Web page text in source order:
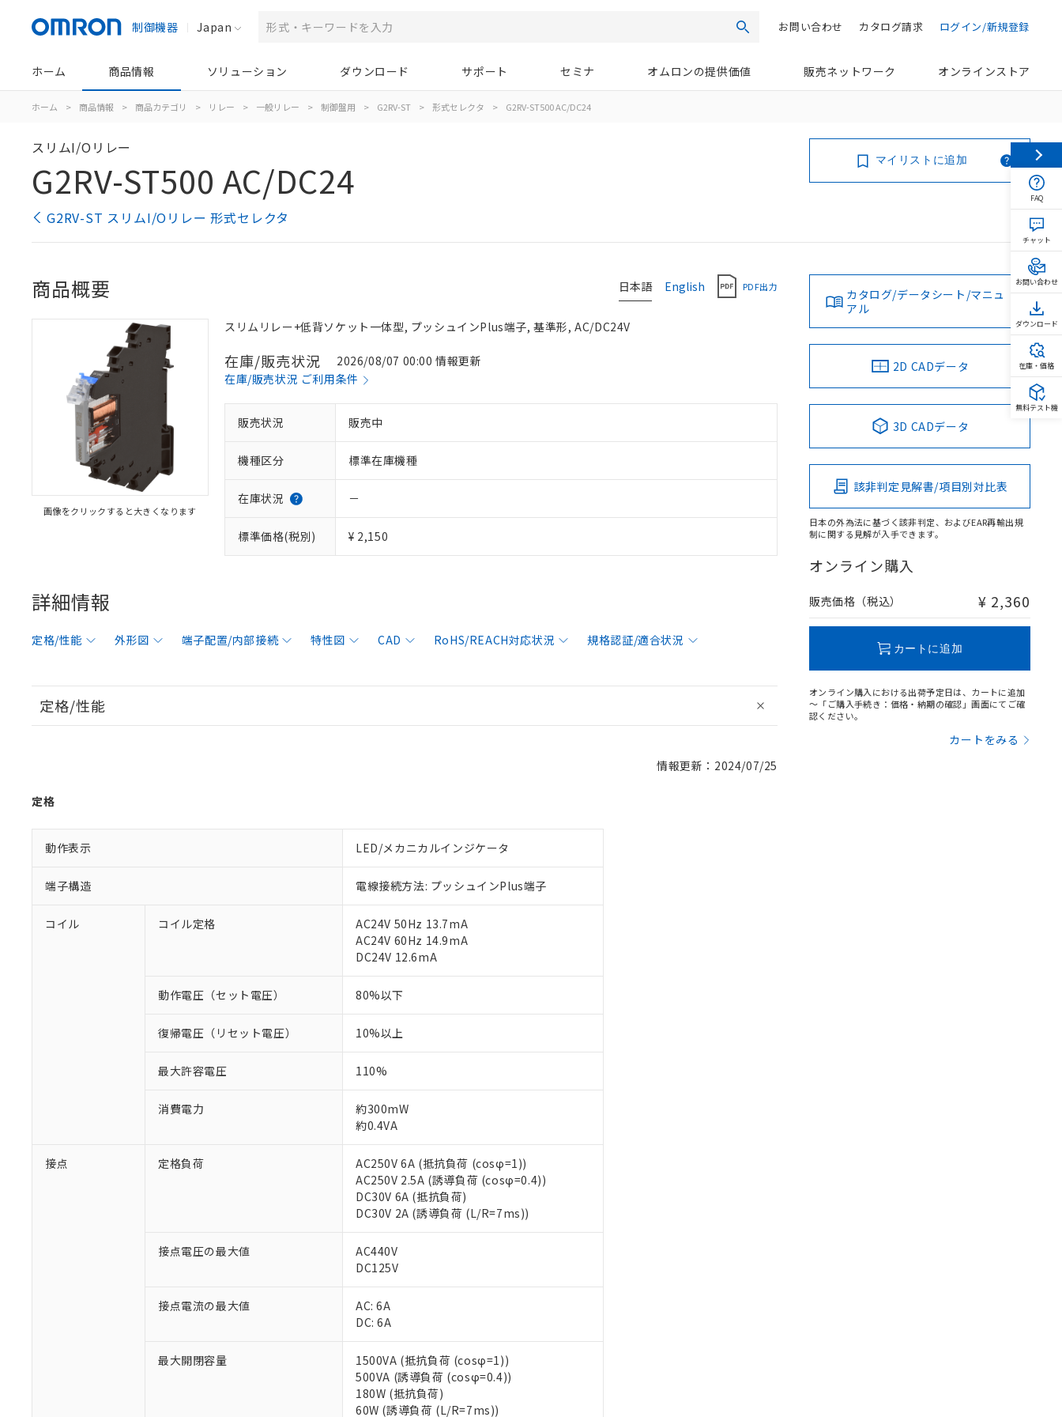
制御機器 Japan 検索 ログイン/新規登録
カタログ請求
お問い合わせ
ホーム 商品情報 ソリューション ダウンロード サポート セミナ オムロンの提供価値 販売ネットワーク オンラインストア
ホーム > 商品情報 > 商品カテゴリ > リレー > 一般リレー > 制御盤用 > G2RV-ST > 形式セレクタ > G2RV-ST500 AC/DC24
スリムI/Oリレー
G2RV-ST500 AC/DC24
G2RV-ST スリムI/Oリレー 形式セレクタ
マイリストに追加
日本語 English PDF出力
商品概要
画像をクリックすると大きくなります
スリムリレー+低背ソケット一体型, プッシュインPlus端子, 基準形, AC/DC24V
在庫/販売状況
2026/08/07 00:00 情報更新
在庫/販売状況 ご利用条件
販売状況 販売中
機種区分 標準在庫機種
在庫状況 －
標準価格(税別) ¥ 2,150
詳細情報
定格/性能 外形図 端子配置/内部接続 特性図 CAD RoHS/REACH対応状況 規格認証/適合状況
定格/性能
情報更新：2024/07/25
定格
動作表示 LED/メカニカルインジケータ
端子構造 電線接続方法: プッシュインPlus端子
コイル コイル定格
AC24V 50Hz 13.7mA
AC24V 60Hz 14.9mA
DC24V 12.6mA
動作電圧（セット電圧） 80%以下
復帰電圧（リセット電圧） 10%以上
最大許容電圧 110%
消費電力
約300mW
約0.4VA
接点 定格負荷
AC250V 6A (抵抗負荷 (cosφ=1))
AC250V 2.5A (誘導負荷 (cosφ=0.4))
DC30V 6A (抵抗負荷)
DC30V 2A (誘導負荷 (L/R=7ms))
接点電圧の最大値
AC440V
DC125V
接点電流の最大値
AC: 6A
DC: 6A
最大開閉容量
1500VA (抵抗負荷 (cosφ=1))
500VA (誘導負荷 (cosφ=0.4))
180W (抵抗負荷)
60W (誘導負荷 (L/R=7ms))
カタログ/データシート/マニュ
アル
2D CADデータ
3D CADデータ
該非判定見解書/項目別対比表
日本の外為法に基づく該非判定、およびEAR再輸出規
制に関する見解が入手できます。
オンライン購入
販売価格（税込） ¥ 2,360
カートに追加
オンライン購入における出荷予定日は、カートに追加
～「ご購入手続き：価格・納期の確認」画面にてご確
認ください。
カートをみる
対応済み：EU RoHS指令（10物質）の非含有に対応した製品が提供可能な商品です。
対応予定：EU RoHS指令（10物質）の非含有に対応した製品に切り替える予定のある商品です。
対応予定なし：EU RoHS指令（10物質）の非含有に非対応の商品で、対応品を出す予定はありません。
FAQ
チャット
お問い合わせ
ダウンロード
在庫・価格
無料テスト機